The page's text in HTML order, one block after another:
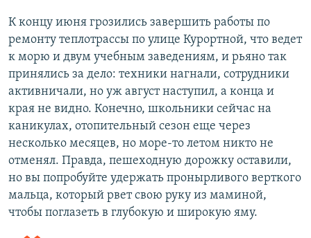
К концу июня грозились завершить работы по
ремонту теплотрассы по улице Курортной, что ведет
к морю и двум учебным заведениям, и рьяно так
принялись за дело: техники нагнали, сотрудники
активничали, но уж август наступил, а конца и
края не видно. Конечно, школьники сейчас на
каникулах, отопительный сезон еще через
несколько месяцев, но море-то летом никто не
отменял. Правда, пешеходную дорожку оставили,
но вы попробуйте удержать пронырливого верткого
мальца, который рвет свою руку из маминой,
чтобы поглазеть в глубокую и широкую яму.